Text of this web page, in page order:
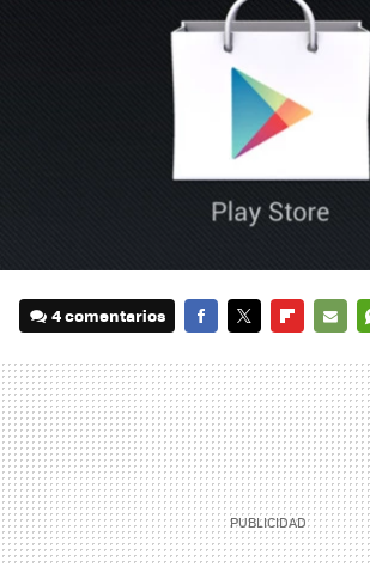
4 comentarios
MAIL